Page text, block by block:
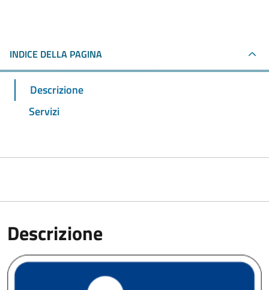
INDICE DELLA PAGINA
Descrizione
Servizi
Descrizione